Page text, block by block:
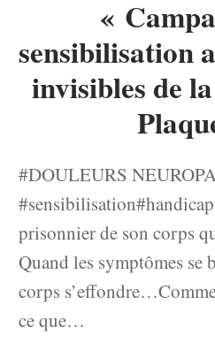
«
sensibilisation
invisibles de
#DOULEURS
prisonnier de son corps
Quand les symptômes
corps
ce que…